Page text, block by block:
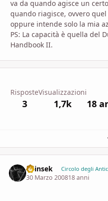
va da quando agisce un
quando riagisce, ovvero
oppure intende solo la mia
PS: La capacità è quella del
Handbook II.
Risposte
3
Visualizzazioni
1,7k 18
Shinsek Circolo degli
30 Marzo 200818 anni